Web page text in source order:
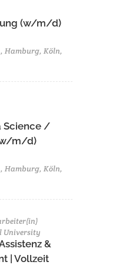
(w/m/d)
Hamburg, Köln,
Science /
m/d)
Hamburg, Köln,
University
&
| Vollzeit